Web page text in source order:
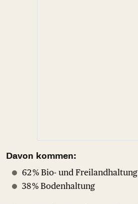
Davon kommen:
62 % Bio- und Freilandhaltung
38 % Bodenhaltung